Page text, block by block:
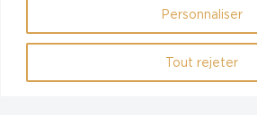
Personnaliser
Tout rejeter